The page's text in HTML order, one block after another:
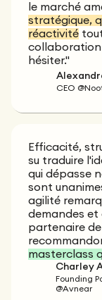
le marché
stratégique,
réactivité
collaboration
hésiter."
CEO
Efficacité,
su traduire
qui dépasse
sont
agilité
demandes et
partenaire
masterclass
Charley
Founding
@Avnear